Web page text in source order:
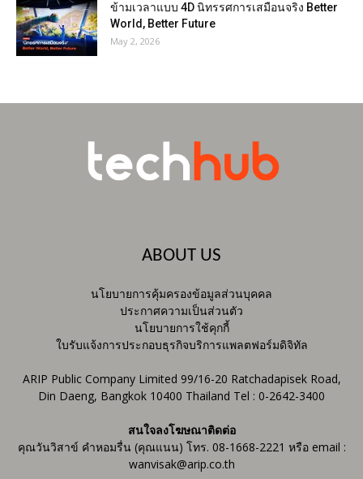
ข้ามเวลาแบบ 4D นิทรรศการเสมือนจริง Better
World, Better Future
May 2, 2026
ABOUT US
นโยบายการคุ้มครองข้อมูลส่วนบุคคล
ประกาศความเป็นส่วนตัว
นโยบายการใช้คุกกี้
ใบรับแจ้งการประกอบธุรกิจบริการแพลตฟอร์มดิจิทัล
ARIP Public Company Limited 99/16-20 Ratchadapisek Road,
Din Daeng, Bangkok 10400 Thailand Tel : 0-2642-3400
สนใจลงโฆษณาติดต่อ
คุณวันวิสาข์ คำหอมรื่น (คุณแนน) โทร. 08-1668-2221 หรือ email :
wanvisak@arip.co.th